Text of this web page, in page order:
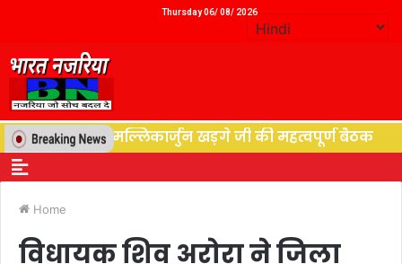
Thursday 06/ 08/ 2026
आदरणीय श्री मल्लिकार्जुन खड़गे जी की महत्वपूर्ण बैठक
Home
विधायक शिव अरोरा ने जिला